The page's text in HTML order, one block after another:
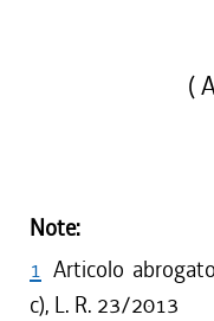
(
Note:
1 Articolo
c), L. R. 23/2013